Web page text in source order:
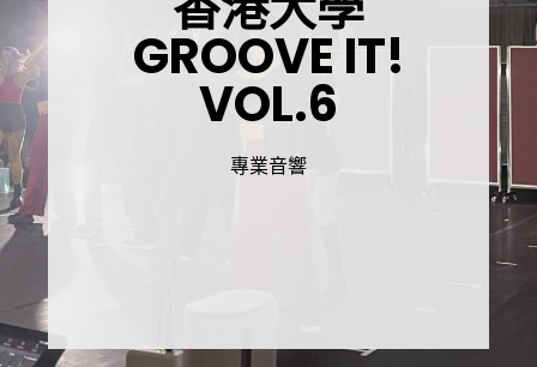
GROOVE IT!
VOL.6
專業音響